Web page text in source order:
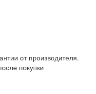
от производителя.
покупки